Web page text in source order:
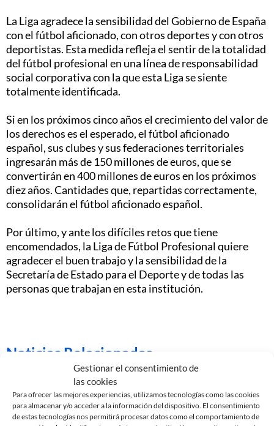
Gestionar el consentimiento de
las cookies
Para ofrecer las mejores experiencias, utilizamos tecnologías como las cookies
para almacenar y/o acceder a la información del dispositivo. El consentimiento
de estas tecnologías nos permitirá procesar datos como el comportamiento de
La Liga agradece la sensibilidad del Gobierno de España
con el fútbol aficionado, con otros deportes y con otros
deportistas. Esta medida refleja el sentir de la totalidad
del fútbol profesional en una línea de responsabilidad
social corporativa con la que esta Liga se siente
totalmente identificada.
Si en los próximos cinco años el crecimiento del valor de
los derechos es el esperado, el fútbol aficionado
español, sus clubes y sus federaciones territoriales
ingresarán más de 150 millones de euros, que se
convertirán en 400 millones de euros en los próximos
diez años. Cantidades que, repartidas correctamente,
consolidarán el fútbol aficionado español.
Por último, y ante los difíciles retos que tiene
encomendados, la Liga de Fútbol Profesional quiere
agradecer el buen trabajo y la sensibilidad de la
Secretaría de Estado para el Deporte y de todas las
personas que trabajan en esta institución.
Noticias Relacionadas
EDGAR GONZÁLEZ, NUEVO JUGADOR DEL CE
SABADELL
7 de agosto de 2026